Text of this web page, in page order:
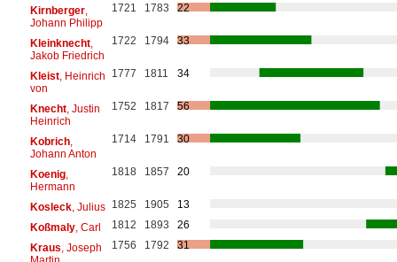
Kirnberger,
Johann Philipp
1721 1783 22
Kleinknecht,
Jakob Friedrich
1722 1794 33
Kleist, Heinrich
von
1777 1811 34
Knecht, Justin
Heinrich
1752 1817 56
Kobrich,
Johann Anton
1714 1791 30
Koenig,
Hermann
1818 1857 20
Kosleck, Julius 1825 1905
13
Koßmaly, Carl 1812 1893
26
Kraus , Joseph
1756 1792 31